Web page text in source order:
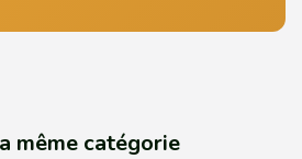
même catégorie